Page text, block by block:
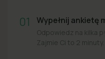
01 Wypełnij ankietę
Odpowiedz na kilka
Zajmie Ci to 2 minuty.